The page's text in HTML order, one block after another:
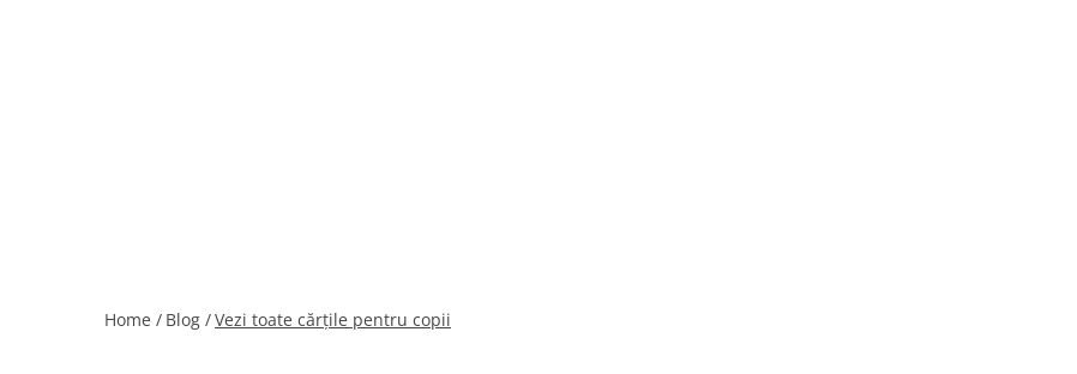
Home / Blog /Vezi toate cărțile pentru copii